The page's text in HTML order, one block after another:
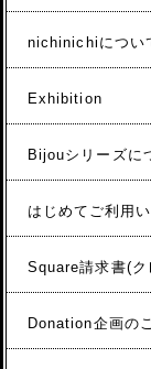
nichinichiについ
Exhibition
Bijouシリーズに
はじめてご利用
Square請求書(ク
Donation企画の